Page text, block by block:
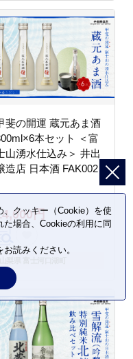
斐の開運 蔵元あま酒
本セット ＜富
山湧水仕込み＞ 井出
造店 日本酒 FAK002
円
クッキー（Cookie）を使
場合、Cookieの利用に同
お読みください。